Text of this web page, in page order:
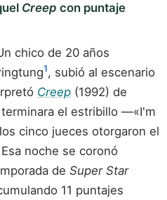
Creep con puntaje
chico de 20 años
1, subió al escenario
Creep (1992) de
el estribillo —«I'm
cinco jueces otorgaron el
noche se coronó
de Super Star
11 puntajes